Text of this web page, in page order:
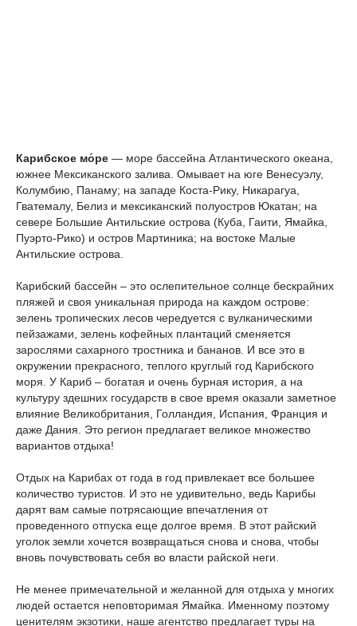
Карибское мо́ре — море бассейна Атлантического океана,
южнее Мексиканского залива. Омывает на юге Венесуэлу,
Колумбию, Панаму; на западе Коста-Рику, Никарагуа,
Гватемалу, Белиз и мексиканский полуостров Юкатан; на
севере Большие Антильские острова (Куба, Гаити, Ямайка,
Пуэрто-Рико) и остров Мартиника; на востоке Малые
Антильские острова.
Карибский бассейн – это ослепительное солнце бескрайних
пляжей и своя уникальная природа на каждом острове:
зелень тропических лесов чередуется с вулканическими
пейзажами, зелень кофейных плантаций сменяется
зарослями сахарного тростника и бананов. И все это в
окружении прекрасного, теплого круглый год Карибского
моря. У Кариб – богатая и очень бурная история, а на
культуру здешних государств в свое время оказали заметное
влияние Великобритания, Голландия, Испания, Франция и
даже Дания. Это регион предлагает великое множество
вариантов отдыха!
Отдых на Карибах от года в год привлекает все большее
количество туристов. И это не удивительно, ведь Карибы
дарят вам самые потрясающие впечатления от
проведенного отпуска еще долгое время. В этот райский
уголок земли хочется возвращаться снова и снова, чтобы
вновь почувствовать себя во власти райской неги.
Не менее примечательной и желанной для отдыха у многих
людей остается неповторимая Ямайка. Именному поэтому
ценителям экзотики, наше агентство предлагает туры на